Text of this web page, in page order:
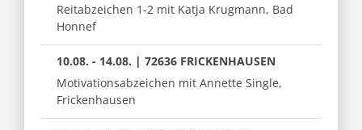
Reitabzeichen 1-2 mit Katja Krugmann, Bad
Honnef
10.08. - 14.08. | 72636 FRICKENHAUSEN
Motivationsabzeichen mit Annette Single,
Frickenhausen